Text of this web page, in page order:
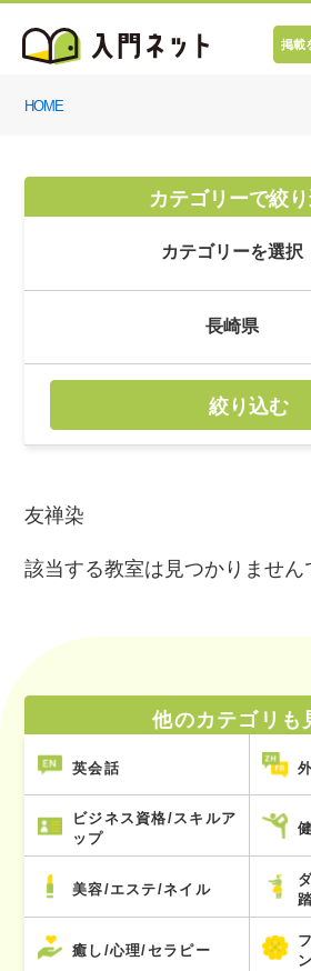
掲載
HOME
カテゴリーで絞
絞り込む
友禅染
該当する教室は見つかりません
他のカテゴリも
英会話
ビジネス資格/スキルア
ップ
美容/エステ/ネイル
踏
癒し/心理/セラピー